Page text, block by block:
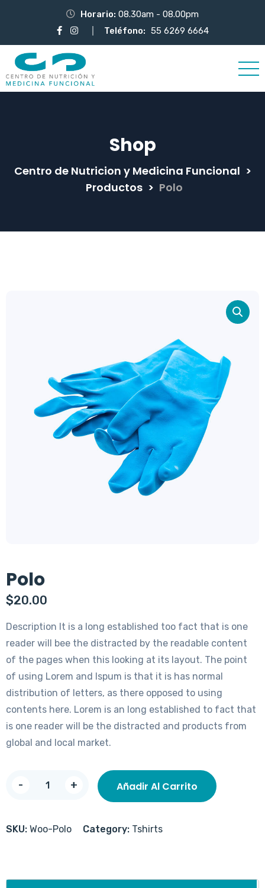
Horario: 08.30am - 08.00pm
Teléfono: 55 6269 6664
Shop
Centro de Nutricion y Medicina Funcional >
Productos > Polo
Polo
$20.00
Description It is a long established too fact that is one
reader will bee the distracted by the readable content
of the pages when this looking at its layout. The point
of using Lorem and Ispum is that it is has normal
distribution of letters, as there opposed to using
contents here. Lorem is an long established to fact that
is one reader will be the distracted and products from
global and local market.
- + Añadir Al Carrito
SKU: Woo-Polo Category: Tshirts